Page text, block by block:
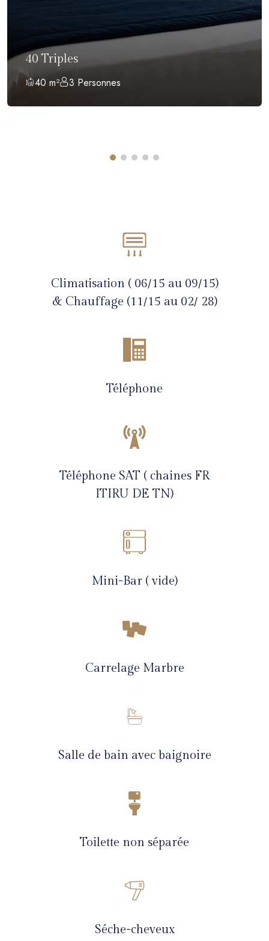
40 Triples
40 m² 3 Personnes
Climatisation ( 06/15 au 09/15)
& Chauffage (11/15 au 02/ 28)
Téléphone
Téléphone SAT ( chaines FR
ITIRU DE TN)
Mini-Bar ( vide)
Carrelage Marbre
Salle de bain avec baignoire
Toilette non séparée
Séche-cheveux